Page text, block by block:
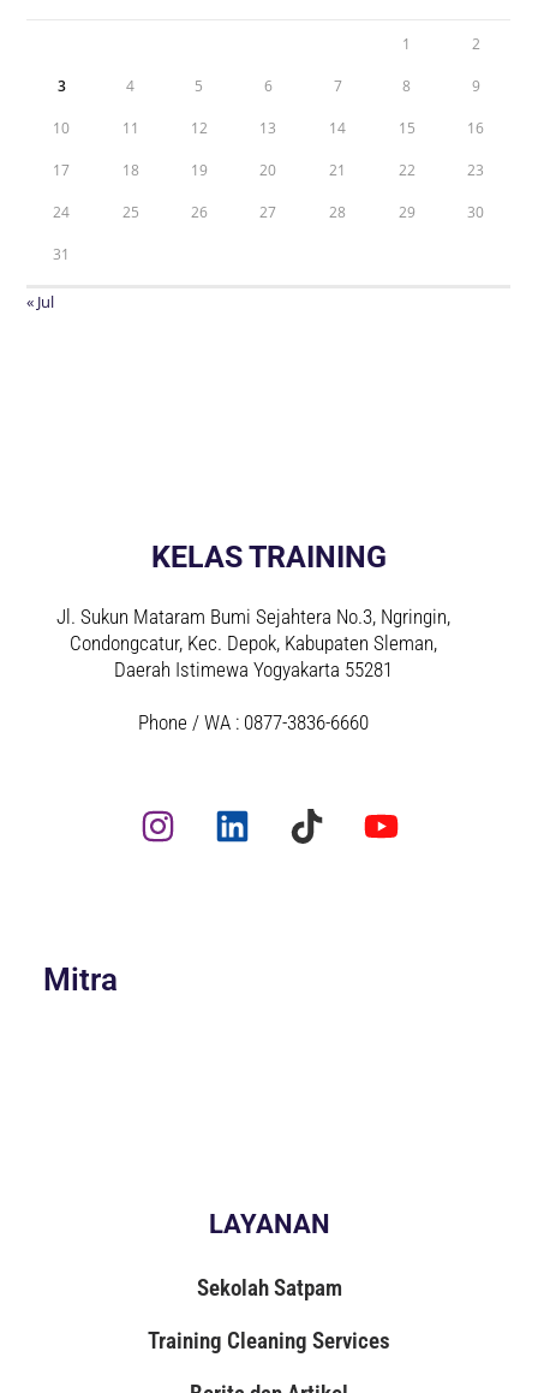
1 2
3 4 5 6 7 8 9
10 11 12 13 14 15 16
17 18 19 20 21 22 23
24 25 26 27 28 29 30
31
« Jul
KELAS TRAINING
Jl. Sukun Mataram Bumi Sejahtera No.3, Ngringin,
Condongcatur, Kec. Depok, Kabupaten Sleman,
Daerah Istimewa Yogyakarta 55281
Phone / WA : 0877-3836-6660
Mitra
LAYANAN
Sekolah Satpam
Training Cleaning Services